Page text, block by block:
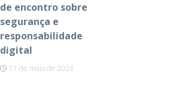
de encontro sobre
segurança e
responsabilidade
digital
11 de maio de 2026